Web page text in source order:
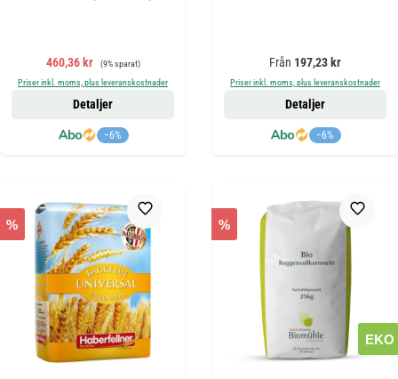
Försäljningspris:
460,36 kr Ordinarie pris:
(9% sparat)
Priser inkl. moms, plus leveranskostnader
−6%
Detaljer
Ordinarie pris:
Från 197,23 kr
Priser inkl. moms, plus leveranskostnader
−6%
Detaljer
% %
EKO